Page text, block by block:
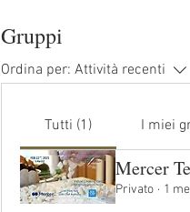
Gruppi
Ordina per: Attività recenti
Tutti (1) I miei
Mercer
Privato · 1